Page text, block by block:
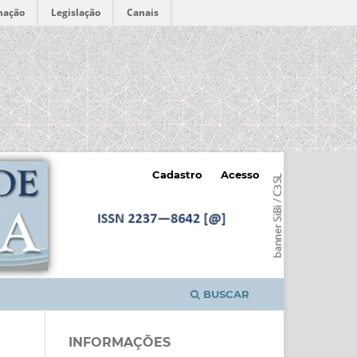
Legislação Canais
BUSCAR
Cadastro Acesso
INFORMAÇÕES